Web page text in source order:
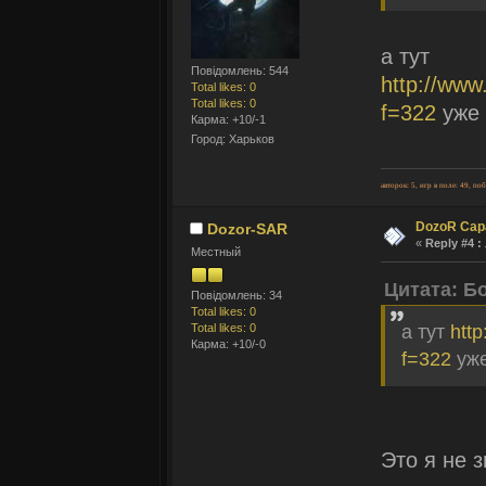
Повідомлень: 544
Total likes: 0
Total likes: 0
Карма: +10/-1
Город: Харьков
а тут
http://
f=322 уже
авторок: 5, игр в поле: 49,
Dozor-SAR
Местный
Повідомлень: 34
Total likes: 0
Total likes: 0
Карма: +10/-0
DozoR
« Reply #4 :
Цитата:
а тут
f=322
Это я не